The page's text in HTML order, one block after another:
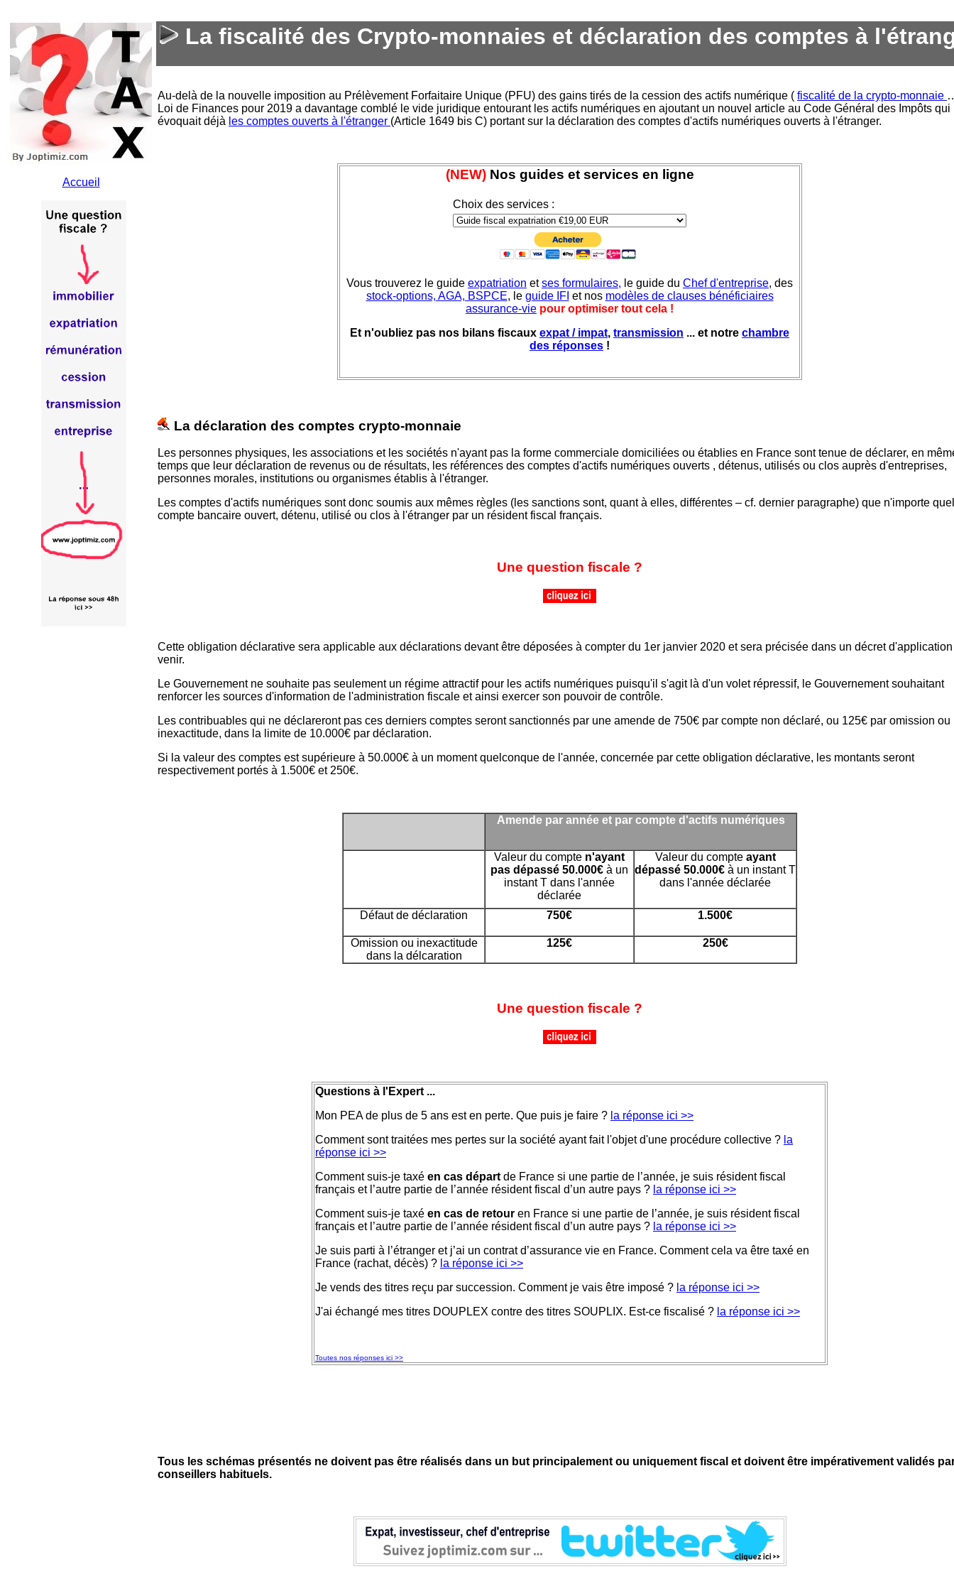
Accueil
La fiscalité des Crypto-monnaies et déclaration des comptes à
Au-delà de la nouvelle imposition au Prélèvement Forfaitaire Unique (PFU) des gains tirés de la cession des actifs numérique ( fiscalité de la crypto-monnaie
Loi de Finances pour 2019 a davantage comblé le vide juridique entourant les actifs numériques en ajoutant un nouvel article au Code Général des Impôts qui
évoquait déjà les comptes ouverts à l'étranger (Article 1649 bis C) portant sur la déclaration des comptes d'actifs numériques ouverts à l'étranger.
(NEW)Nos guides et services en ligne
Choix des services :
Vous trouverez le guide expatriation etses formulaires, le guide du Chef d'entreprise, des
stock-options, AGA, BSPCE, le guide IFI et nos modèles de clauses bénéficiaires
assurance-vie pour optimiser tout cela !
Et n'oubliez pas nos bilans fiscaux expat / impat, transmission ... et notre chambre
des réponses !
La déclaration des comptes crypto-monnaie
Les personnes physiques, les associations et les sociétés n'ayant pas la forme commerciale domiciliées ou établies en France sont tenue de déclarer, en
temps que leur déclaration de revenus ou de résultats, les références des comptes d'actifs numériques ouverts , détenus, utilisés ou clos auprès d'entreprises,
personnes morales, institutions ou organismes établis à l'étranger.
Les comptes d'actifs numériques sont donc soumis aux mêmes règles (les sanctions sont, quant à elles, différentes – cf. dernier paragraphe) que n'importe quel
compte bancaire ouvert, détenu, utilisé ou clos à l'étranger par un résident fiscal français.
Une question fiscale ?
Cette obligation déclarative sera applicable aux déclarations devant être déposées à compter du 1er janvier 2020 et sera précisée dans un décret
venir.
Le Gouvernement ne souhaite pas seulement un régime attractif pour les actifs numériques puisqu'il s'agit là d'un volet répressif, le Gouvernement souhaitant
renforcer les sources d'information de l'administration fiscale et ainsi exercer son pouvoir de contrôle.
Les contribuables qui ne déclareront pas ces derniers comptes seront sanctionnés par une amende de 750€ par compte non déclaré, ou 125€ par omission ou
inexactitude, dans la limite de 10.000€ par déclaration.
Si la valeur des comptes est supérieure à 50.000€ à un moment quelconque de l'année, concernée par cette obligation déclarative, les montants seront
respectivement portés à 1.500€ et 250€.
Amende par année et par compte d'actifs numériques
Valeur du compte n'ayant
pas dépassé 50.000€ à un
instant T dans l'année
déclarée
Valeur du compte ayant
dépassé 50.000€ à un instant T
dans l'année déclarée
Défaut de déclaration 750€ 1.500€
Omission ou inexactitude
dans la délcaration
125€ 250€
Une question fiscale ?
Questions à l'Expert ...
Mon PEA de plus de 5 ans est en perte. Que puis je faire ? la réponse ici >>
Comment sont traitées mes pertes sur la société ayant fait l'objet d'une procédure collective ? la
réponse ici >>
Comment suis-je taxé en cas départ de France si une partie de l’année, je suis résident fiscal
français et l’autre partie de l’année résident fiscal d’un autre pays ? la réponse ici >>
Comment suis-je taxé en cas de retour en France si une partie de l’année, je suis résident fiscal
français et l’autre partie de l’année résident fiscal d’un autre pays ? la réponse ici >>
Je suis parti à l’étranger et j’ai un contrat d’assurance vie en France. Comment cela va être taxé en
France (rachat, décès) ? la réponse ici >>
Je vends des titres reçu par succession. Comment je vais être imposé ? la réponse ici >>
J'ai échangé mes titres DOUPLEX contre des titres SOUPLIX. Est-ce fiscalisé ? la réponse ici >>
Toutes nos réponses ici >>
Tous les schémas présentés ne doivent pas être réalisés dans un but principalement ou uniquement fiscal et doivent être impérativement validés
conseillers habituels.